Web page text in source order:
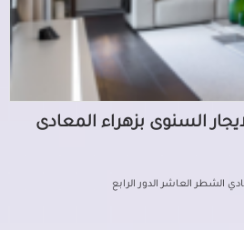
165م للايجار السنوى بزهراء المعادى
الشطر العاشر الدور الرابع